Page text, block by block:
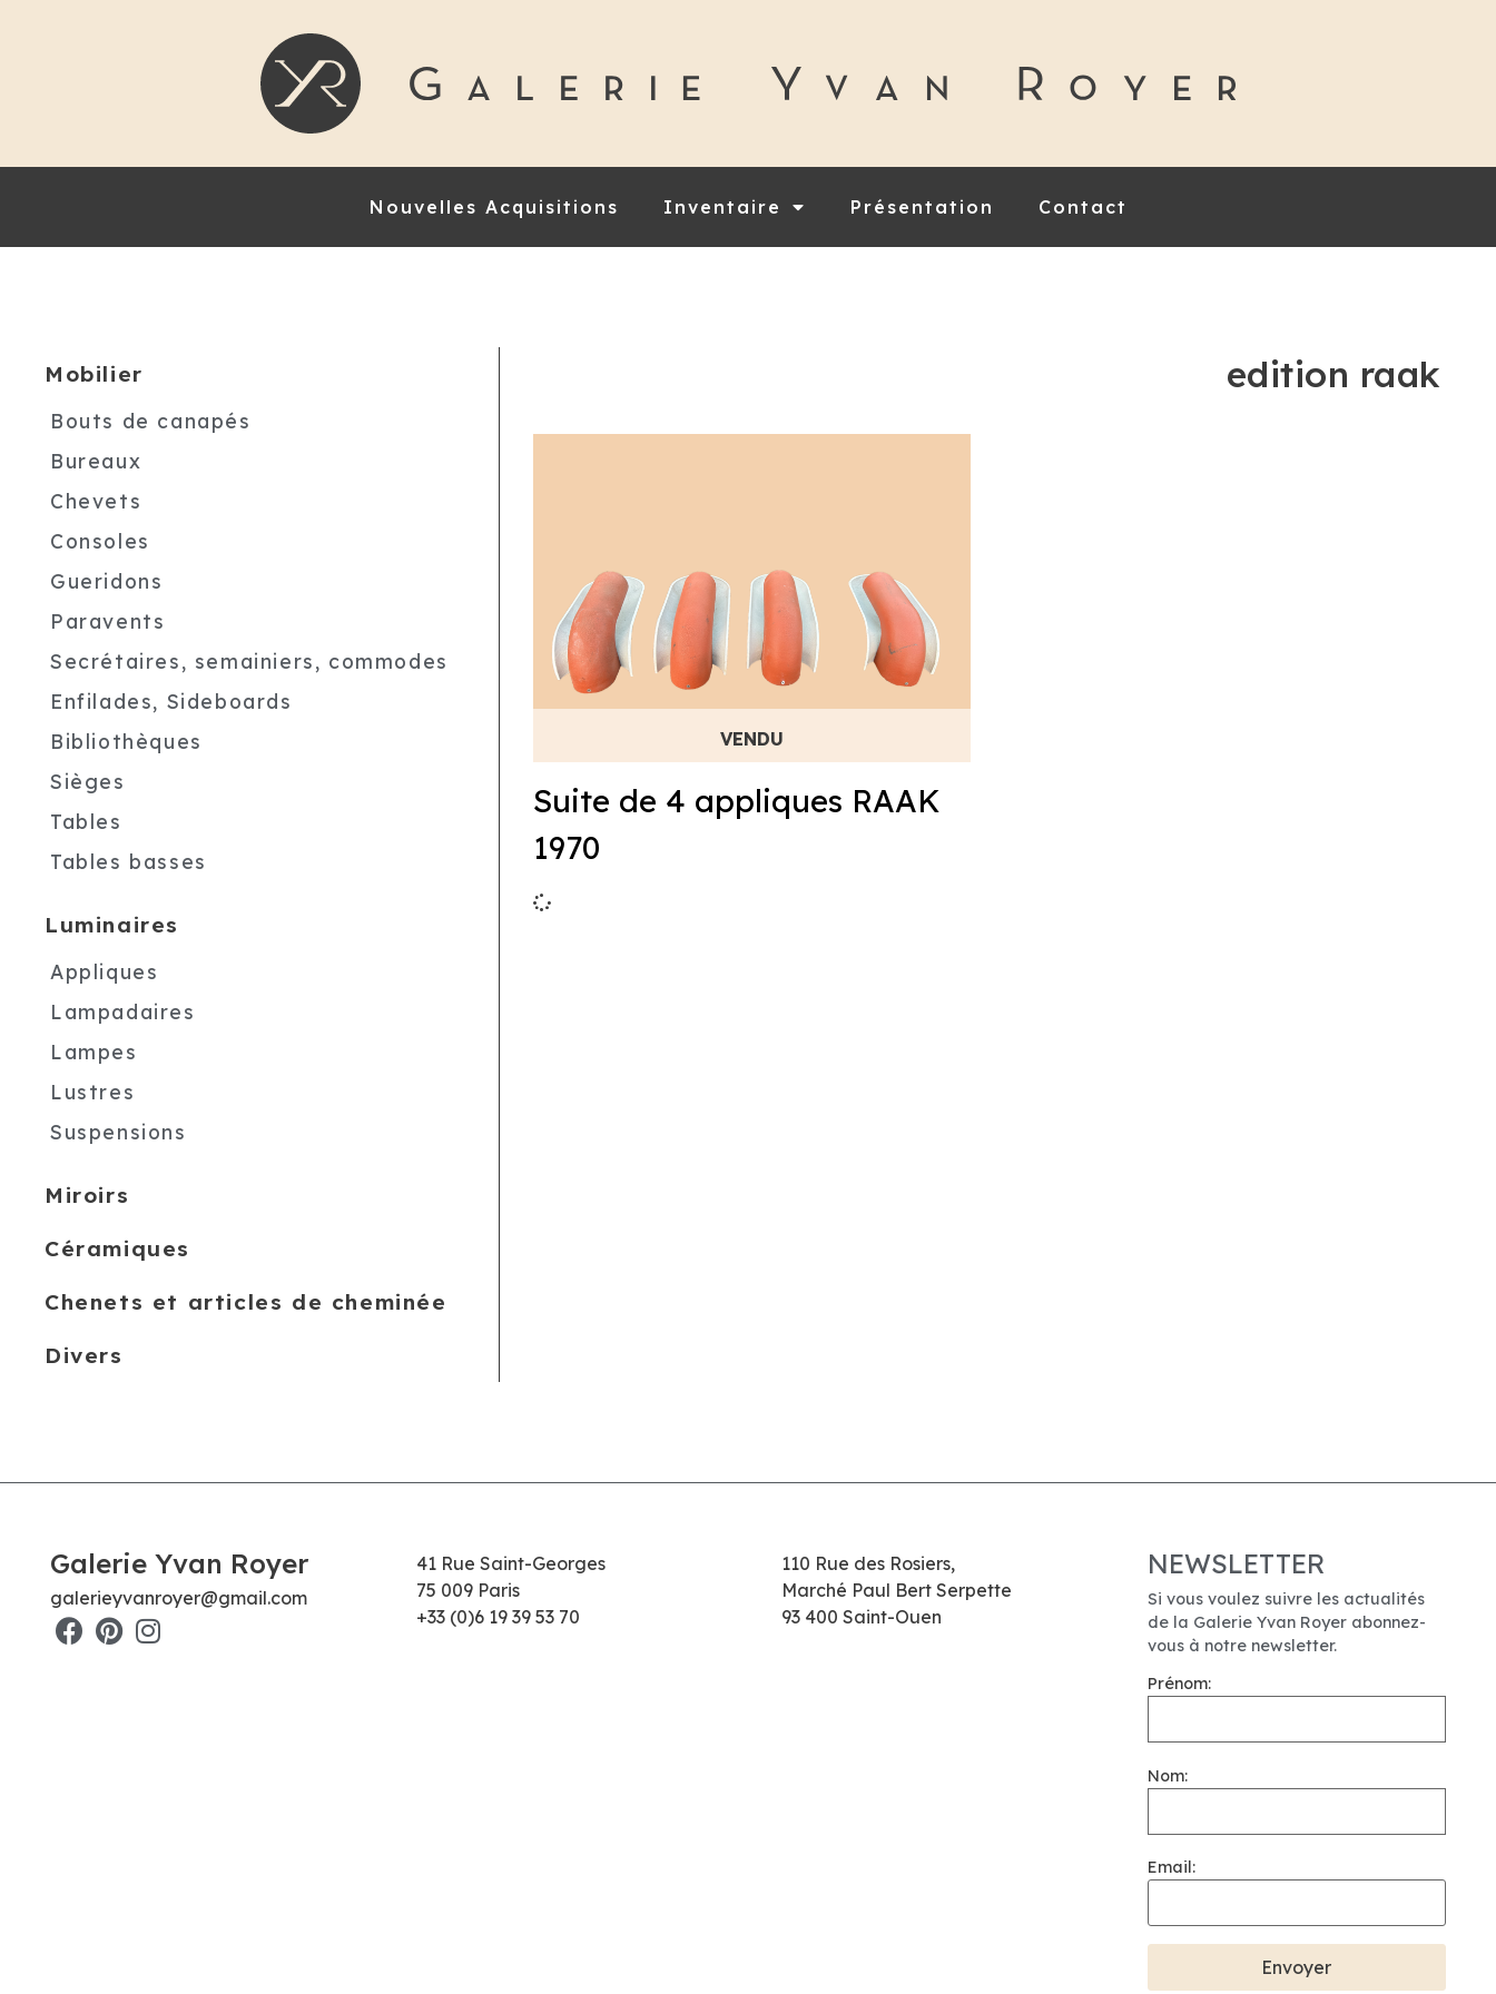
Nouvelles Acquisitions Inventaire Présentation Contact
Mobilier
Bouts de canapés
Bureaux
Chevets
Consoles
Gueridons
Paravents
Secrétaires, semainiers, commodes
Enfilades, Sideboards
Bibliothèques
Sièges
Tables
Tables basses
Luminaires
Appliques
Lampadaires
Lampes
Lustres
Suspensions
Miroirs
Céramiques
Chenets et articles de cheminée
Divers
edition raak
Suite de 4 appliques RAAK
1970
Galerie Yvan Royer
galerieyvanroyer@gmail.com
41 Rue Saint-Georges
75 009 Paris
+33 (0)6 19 39 53 70
110 Rue des Rosiers,
Marché Paul Bert Serpette
93 400 Saint-Ouen
NEWSLETTER
Si vous voulez suivre les actualités
de la Galerie Yvan Royer abonnez-
vous à notre newsletter.
Prénom:
Nom:
Email: